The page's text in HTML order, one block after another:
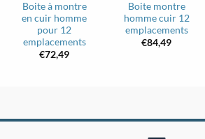
Boite à montre
en cuir homme
pour 12
emplacements
€72,49
Boite montre
homme cuir 12
emplacements
€84,49